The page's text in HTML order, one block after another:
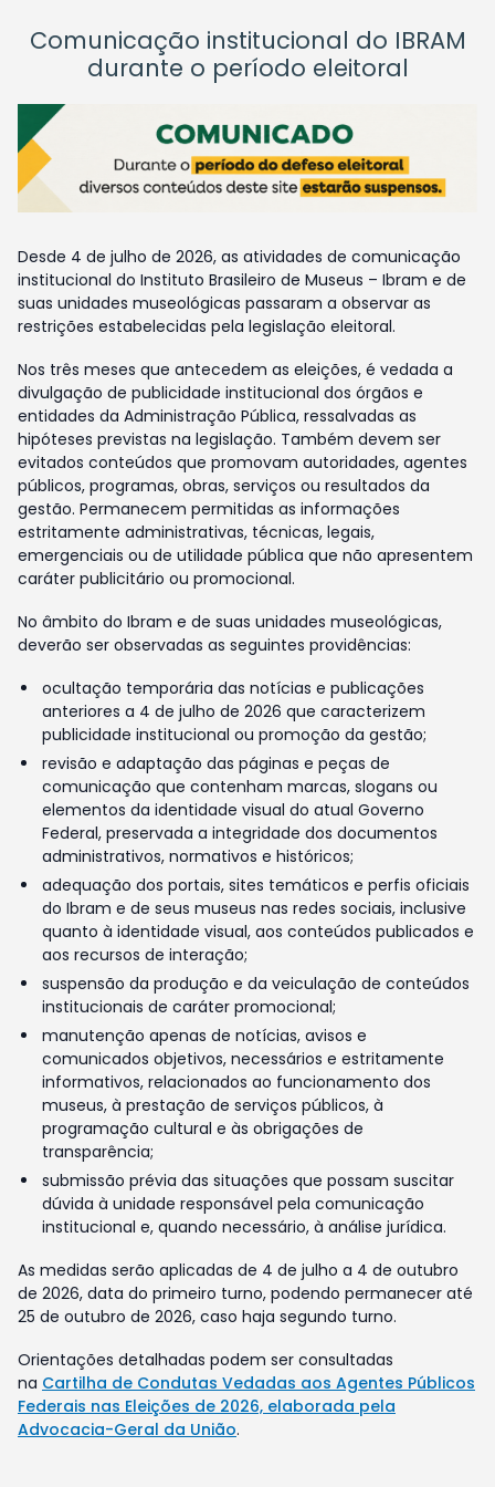
Comunicação institucional do IBRAM
durante o período eleitoral
Desde 4 de julho de 2026, as atividades de comunicação
institucional do Instituto Brasileiro de Museus – Ibram e de
suas unidades museológicas passaram a observar as
restrições estabelecidas pela legislação eleitoral.
Nos três meses que antecedem as eleições, é vedada a
divulgação de publicidade institucional dos órgãos e
entidades da Administração Pública, ressalvadas as
hipóteses previstas na legislação. Também devem ser
evitados conteúdos que promovam autoridades, agentes
públicos, programas, obras, serviços ou resultados da
gestão. Permanecem permitidas as informações
estritamente administrativas, técnicas, legais,
emergenciais ou de utilidade pública que não apresentem
caráter publicitário ou promocional.
No âmbito do Ibram e de suas unidades museológicas,
deverão ser observadas as seguintes providências:
ocultação temporária das notícias e publicações
anteriores a 4 de julho de 2026 que caracterizem
publicidade institucional ou promoção da gestão;
revisão e adaptação das páginas e peças de
comunicação que contenham marcas, slogans ou
elementos da identidade visual do atual Governo
Federal, preservada a integridade dos documentos
administrativos, normativos e históricos;
adequação dos portais, sites temáticos e perfis oficiais
do Ibram e de seus museus nas redes sociais, inclusive
quanto à identidade visual, aos conteúdos publicados e
aos recursos de interação;
suspensão da produção e da veiculação de conteúdos
institucionais de caráter promocional;
manutenção apenas de notícias, avisos e
comunicados objetivos, necessários e estritamente
informativos, relacionados ao funcionamento dos
museus, à prestação de serviços públicos, à
programação cultural e às obrigações de
transparência;
submissão prévia das situações que possam suscitar
dúvida à unidade responsável pela comunicação
institucional e, quando necessário, à análise jurídica.
As medidas serão aplicadas de 4 de julho a 4 de outubro
de 2026, data do primeiro turno, podendo permanecer até
25 de outubro de 2026, caso haja segundo turno.
Orientações detalhadas podem ser consultadas
na Cartilha de Condutas Vedadas aos Agentes Públicos
Federais nas Eleições de 2026, elaborada pela
Advocacia-Geral da União.